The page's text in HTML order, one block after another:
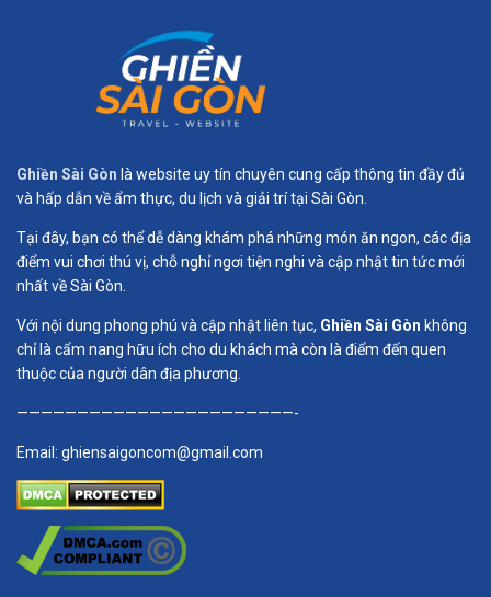
Ghiền Sài Gòn là website uy tín chuyên cung cấp thông tin đầy đủ
và hấp dẫn về ẩm thực, du lịch và giải trí tại Sài Gòn.
Tại đây, bạn có thể dễ dàng khám phá những món ăn ngon, các địa
điểm vui chơi thú vị, chỗ nghỉ ngơi tiện nghi và cập nhật tin tức mới
nhất về Sài Gòn.
Với nội dung phong phú và cập nhật liên tục, Ghiền Sài Gòn không
chỉ là cẩm nang hữu ích cho du khách mà còn là điểm đến quen
thuộc của người dân địa phương.
———————————————————————-
Email: ghiensaigoncom@gmail.com